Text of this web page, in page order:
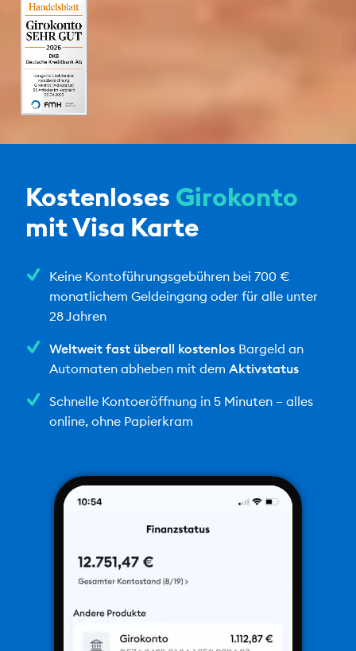
Kostenloses Girokonto
mit Visa Karte
Keine Kontoführungsgebühren bei 700 €
monatlichem Geldeingang oder für alle unter
28 Jahren
Weltweit fast überall kostenlosBargeld an
Automaten abheben mit dem Aktivstatus
Schnelle Kontoeröffnung in 5 Minuten – alles
online, ohne Papierkram